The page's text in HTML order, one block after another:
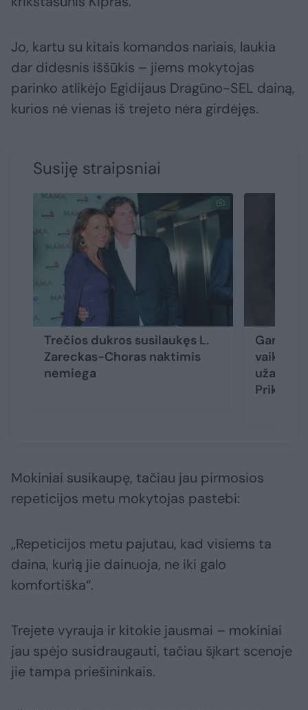
Jo, kartu su kitais komandos nariais, laukia
dar didesnis iššūkis – jiems mokytojas
parinko atlikėjo Egidijaus Dragūno-SEL dainą,
kurios nė vienas iš trejeto nėra girdėjęs.
Susiję straipsniai
Trečios dukros susilaukęs L.
Zareckas-Choras naktimis
nemiega
Garsi
Mokiniai susikaupę, tačiau jau pirmosios
repeticijos metu mokytojas pastebi:
„Repeticijos metu pajutau, kad visiems ta
daina, kurią jie dainuoja, ne iki galo
komfortiška“.
Trejete vyrauja ir kitokie jausmai – mokiniai
jau spėjo susidraugauti, tačiau šįkart scenoje
jie tampa priešininkais.